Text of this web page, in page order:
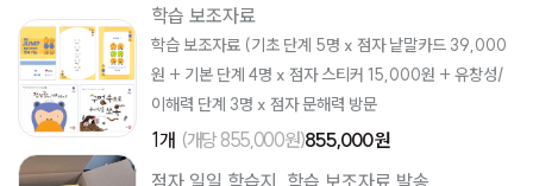
학습 보조자료
학습 보조자료 (기초 단계 5명 x 점자 낱말카드 39,000
원 + 기본 단계 4명 x 점자 스티커 15,000원 + 유창성/
이해력 단계 3명 x 점자 문해력 방문
1개 (개당 855,000원)855,000 원
점자 일일 학습지, 학습 보조자료 발송